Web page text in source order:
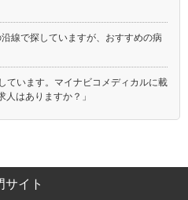
線で探していますが、おすすめの病
ています。マイナビコメディカルに載
はありますか？」
サイト